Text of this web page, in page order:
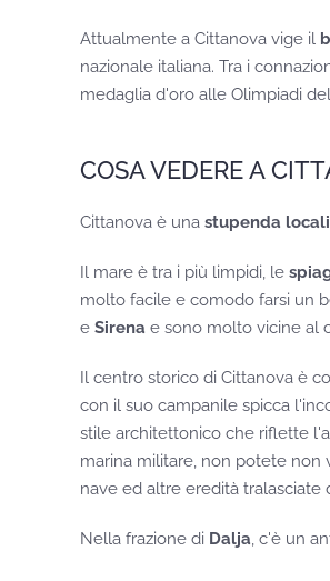
Attualmente a Cittanova vige il
nazionale italiana. Tra i
medaglia d'oro alle Olimpiadi
COSA VEDERE A
Cittanova è una stupenda
Il mare è tra i più limpidi, le
molto facile e comodo farsi un
e Sirena e sono molto vicine al
Il centro storico di Cittanova è
con il suo campanile spicca
stile architettonico che riflette
marina militare, non potete non
nave ed altre eredità tralasciate
Nella frazione di Dalja, c'è un